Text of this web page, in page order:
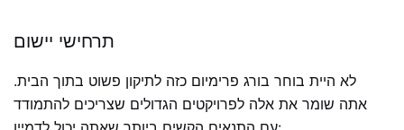
תרחישי יישום
לא היית בוחר בורג פרימיום כזה לתיקון פשוט בתוך הבית.
אתה שומר את אלה לפרויקטים הגדולים שצריכים להתמודד